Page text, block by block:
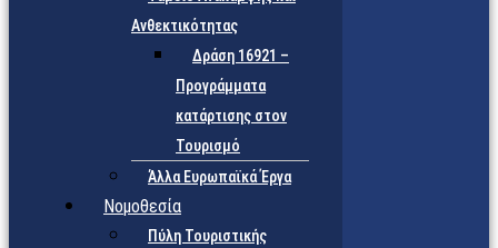
Ανθεκτικότητας
Δράση 16921 –
Προγράμματα
κατάρτισης στον
Τουρισμό
Άλλα Ευρωπαϊκά Έργα
Νομοθεσία
Πύλη Τουριστικής